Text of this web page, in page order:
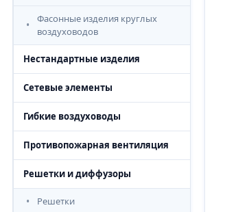
Фасонные изделия круглых
воздуховодов
Нестандартные изделия
Сетевые элементы
Гибкие воздуховоды
Противопожарная вентиляция
Решетки и диффузоры
Решетки